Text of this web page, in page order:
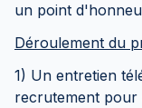
un point
Déroulement du
1) Un entretien
recrutement pour